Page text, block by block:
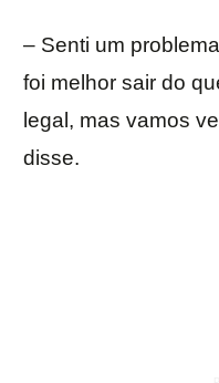
– Senti um
foi melhor sair do
legal, mas vamos
disse.